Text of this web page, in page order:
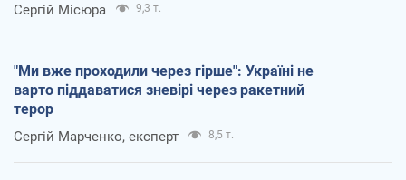
Сергій Місюра 9,3 т.
"Ми вже проходили через гірше": Україні не
варто піддаватися зневірі через ракетний
терор
Сергій Марченко, експерт 8,5 т.